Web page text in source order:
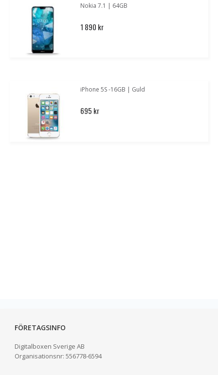
Nokia 7.1 | 64GB
1 890 kr
iPhone 5S -16GB | Guld
695 kr
FÖRETAGSINFO
Digitalboxen Sverige AB
Organisationsnr: 556778-6594